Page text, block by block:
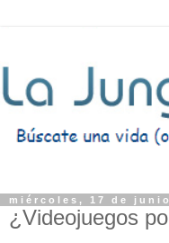
miércoles, 17 de
¿Videojuegos